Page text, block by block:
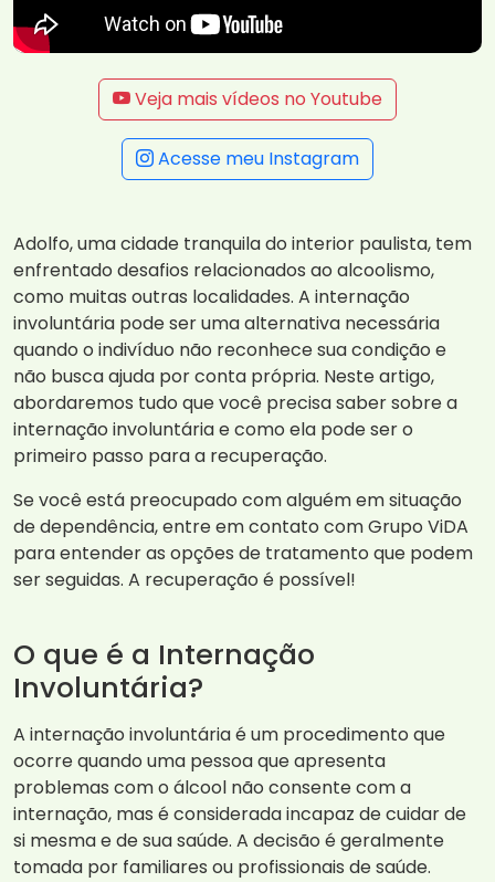
Veja mais vídeos no Youtube
Acesse meu Instagram
Adolfo, uma cidade tranquila do interior paulista, tem
enfrentado desafios relacionados ao alcoolismo,
como muitas outras localidades. A internação
involuntária pode ser uma alternativa necessária
quando o indivíduo não reconhece sua condição e
não busca ajuda por conta própria. Neste artigo,
abordaremos tudo que você precisa saber sobre a
internação involuntária e como ela pode ser o
primeiro passo para a recuperação.
Se você está preocupado com alguém em situação
de dependência, entre em contato com Grupo ViDA
para entender as opções de tratamento que podem
ser seguidas. A recuperação é possível!
O que é a Internação
Involuntária?
A internação involuntária é um procedimento que
ocorre quando uma pessoa que apresenta
problemas com o álcool não consente com a
internação, mas é considerada incapaz de cuidar de
si mesma e de sua saúde. A decisão é geralmente
tomada por familiares ou profissionais de saúde.